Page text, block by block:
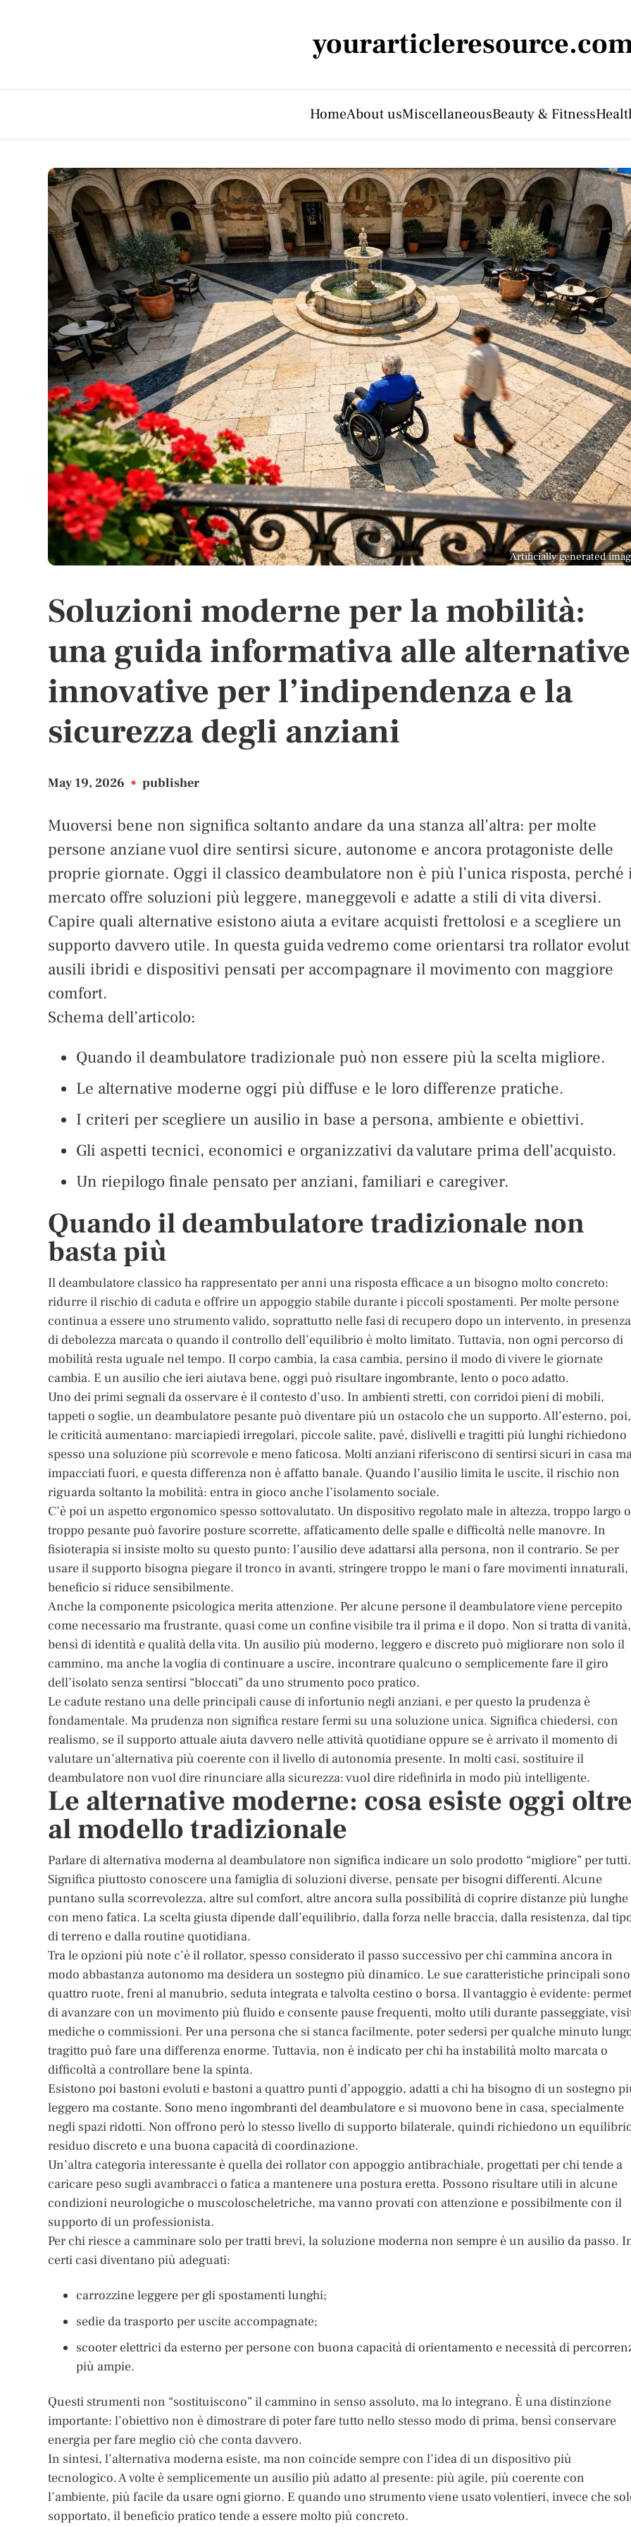
HomeAbout usMiscellaneousBeauty & Fitness
Artificially generated
Soluzioni moderne per la mobilità:
una guida informativa alle alternative
innovative per l’indipendenza e la
sicurezza degli anziani
May 19, 2026 • publisher
Muoversi bene non significa soltanto andare da una stanza all’altra: per molte
persone anziane vuol dire sentirsi sicure, autonome e ancora protagoniste delle
proprie giornate. Oggi il classico deambulatore non è più l’unica risposta, perché
mercato offre soluzioni più leggere, maneggevoli e adatte a stili di vita diversi.
Capire quali alternative esistono aiuta a evitare acquisti frettolosi e a scegliere un
supporto davvero utile. In questa guida vedremo come orientarsi tra rollator
ausili ibridi e dispositivi pensati per accompagnare il movimento con maggiore
comfort.
Schema dell’articolo:
Quando il deambulatore tradizionale può non essere più la scelta migliore.
Le alternative moderne oggi più diffuse e le loro differenze pratiche.
I criteri per scegliere un ausilio in base a persona, ambiente e obiettivi.
Gli aspetti tecnici, economici e organizzativi da valutare prima dell’acquisto.
Un riepilogo finale pensato per anziani, familiari e caregiver.
Quando il deambulatore tradizionale non
basta più
Il deambulatore classico ha rappresentato per anni una risposta efficace a un bisogno molto concreto:
ridurre il rischio di caduta e offrire un appoggio stabile durante i piccoli spostamenti. Per molte persone
continua a essere uno strumento valido, soprattutto nelle fasi di recupero dopo un intervento, in presenza
di debolezza marcata o quando il controllo dell’equilibrio è molto limitato. Tuttavia, non ogni percorso di
mobilità resta uguale nel tempo. Il corpo cambia, la casa cambia, persino il modo di vivere le giornate
cambia. E un ausilio che ieri aiutava bene, oggi può risultare ingombrante, lento o poco adatto.
Uno dei primi segnali da osservare è il contesto d’uso. In ambienti stretti, con corridoi pieni di mobili,
tappeti o soglie, un deambulatore pesante può diventare più un ostacolo che un supporto. All’esterno, poi,
le criticità aumentano: marciapiedi irregolari, piccole salite, pavé, dislivelli e tragitti più lunghi richiedono
spesso una soluzione più scorrevole e meno faticosa. Molti anziani riferiscono di sentirsi sicuri in casa
impacciati fuori, e questa differenza non è affatto banale. Quando l’ausilio limita le uscite, il rischio non
riguarda soltanto la mobilità: entra in gioco anche l’isolamento sociale.
C’è poi un aspetto ergonomico spesso sottovalutato. Un dispositivo regolato male in altezza, troppo largo o
troppo pesante può favorire posture scorrette, affaticamento delle spalle e difficoltà nelle manovre. In
fisioterapia si insiste molto su questo punto: l’ausilio deve adattarsi alla persona, non il contrario. Se per
usare il supporto bisogna piegare il tronco in avanti, stringere troppo le mani o fare movimenti
beneficio si riduce sensibilmente.
Anche la componente psicologica merita attenzione. Per alcune persone il deambulatore viene percepito
come necessario ma frustrante, quasi come un confine visibile tra il prima e il dopo. Non si tratta di vanità,
bensì di identità e qualità della vita. Un ausilio più moderno, leggero e discreto può migliorare non solo il
cammino, ma anche la voglia di continuare a uscire, incontrare qualcuno o semplicemente fare il giro
dell’isolato senza sentirsi “bloccati” da uno strumento poco pratico.
Le cadute restano una delle principali cause di infortunio negli anziani, e per questo la prudenza è
fondamentale. Ma prudenza non significa restare fermi su una soluzione unica. Significa chiedersi, con
realismo, se il supporto attuale aiuta davvero nelle attività quotidiane oppure se è arrivato il momento di
valutare un’alternativa più coerente con il livello di autonomia presente. In molti casi, sostituire il
deambulatore non vuol dire rinunciare alla sicurezza: vuol dire ridefinirla in modo più intelligente.
Le alternative moderne: cosa esiste oggi
al modello tradizionale
Parlare di alternativa moderna al deambulatore non significa indicare un solo prodotto “migliore” per tutti.
Significa piuttosto conoscere una famiglia di soluzioni diverse, pensate per bisogni differenti. Alcune
puntano sulla scorrevolezza, altre sul comfort, altre ancora sulla possibilità di coprire distanze più lunghe
con meno fatica. La scelta giusta dipende dall’equilibrio, dalla forza nelle braccia, dalla resistenza, dal
di terreno e dalla routine quotidiana.
Tra le opzioni più note c’è il rollator, spesso considerato il passo successivo per chi cammina ancora in
modo abbastanza autonomo ma desidera un sostegno più dinamico. Le sue caratteristiche principali sono
quattro ruote, freni al manubrio, seduta integrata e talvolta cestino o borsa. Il vantaggio è evidente:
di avanzare con un movimento più fluido e consente pause frequenti, molto utili durante passeggiate,
mediche o commissioni. Per una persona che si stanca facilmente, poter sedersi per qualche minuto
tragitto può fare una differenza enorme. Tuttavia, non è indicato per chi ha instabilità molto marcata o
difficoltà a controllare bene la spinta.
Esistono poi bastoni evoluti e bastoni a quattro punti d’appoggio, adatti a chi ha bisogno di un sostegno
leggero ma costante. Sono meno ingombranti del deambulatore e si muovono bene in casa, specialmente
negli spazi ridotti. Non offrono però lo stesso livello di supporto bilaterale, quindi richiedono un
residuo discreto e una buona capacità di coordinazione.
Un’altra categoria interessante è quella dei rollator con appoggio antibrachiale, progettati per chi tende a
caricare peso sugli avambracci o fatica a mantenere una postura eretta. Possono risultare utili in alcune
condizioni neurologiche o muscoloscheletriche, ma vanno provati con attenzione e possibilmente con il
supporto di un professionista.
Per chi riesce a camminare solo per tratti brevi, la soluzione moderna non sempre è un ausilio da passo.
certi casi diventano più adeguati:
carrozzine leggere per gli spostamenti lunghi;
sedie da trasporto per uscite accompagnate;
scooter elettrici da esterno per persone con buona capacità di orientamento e necessità di
più ampie.
Questi strumenti non “sostituiscono” il cammino in senso assoluto, ma lo integrano. È una distinzione
importante: l’obiettivo non è dimostrare di poter fare tutto nello stesso modo di prima, bensì conservare
energia per fare meglio ciò che conta davvero.
In sintesi, l’alternativa moderna esiste, ma non coincide sempre con l’idea di un dispositivo più
tecnologico. A volte è semplicemente un ausilio più adatto al presente: più agile, più coerente con
l’ambiente, più facile da usare ogni giorno. E quando uno strumento viene usato volentieri, invece che
sopportato, il beneficio pratico tende a essere molto più concreto.